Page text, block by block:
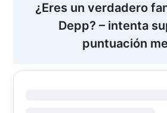
¿Eres un verdadero
Depp? – intenta
puntuación